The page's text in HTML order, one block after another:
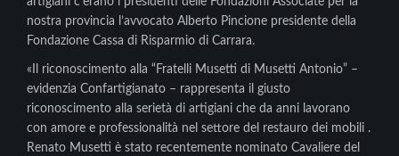
nostra provincia l’avvocato Alberto Pincione presidente della
Fondazione Cassa di Risparmio di Carrara.
«Il riconoscimento alla “Fratelli Musetti di Musetti Antonio” –
evidenzia Confartigianato – rappresenta il giusto
riconoscimento alla serietà di artigiani che da anni lavorano
con amore e professionalità nel settore del restauro dei mobili .
Renato Musetti è stato recentemente nominato Cavaliere del